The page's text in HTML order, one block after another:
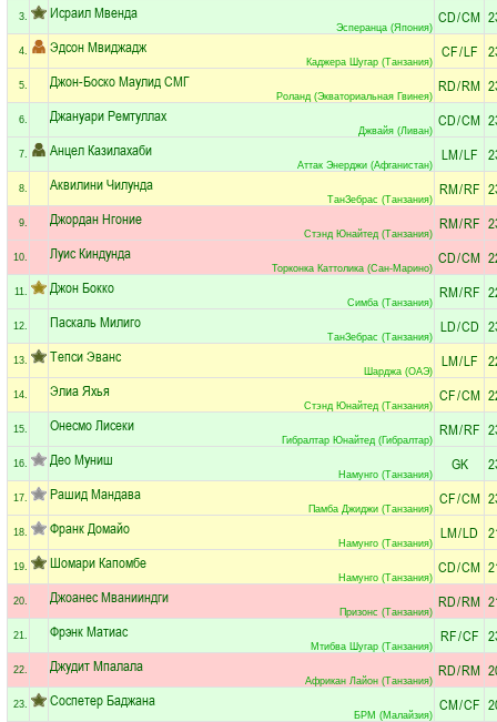
3. Исраил Мвенда
Эсперанца (Япония)
CD/CM
4. Эдсон Мвиджадж
Каджера Шугар (Танзания)
CF/LF
5. Джон-Боско Маулид СМГ
Роланд (Экваториальная Гвинея)
RD/RM
6. Джануари Ремтуллах
Джвайя (Ливан)
CD/CM
7. Анцел Казилахаби
Аттак Энерджи (Афганистан)
LM/LF
8. Аквилини Чилунда
ТанЗебрас (Танзания)
RM/RF
9. Джордан Нгоние
Стэнд Юнайтед (Танзания)
RM/RF
10. Луис Киндунда
Торконка Каттолика (Сан-Марино)
CD/CM
11. Джон Бокко
Симба (Танзания)
RM/RF
12. Паскаль Милиго
ТанЗебрас (Танзания)
LD/CD
13. Тепси Эванс
Шарджа (ОАЭ)
LM/LF
14. Элиа Яхья
Стэнд Юнайтед (Танзания)
CF/CM
15. Онесмо Лисеки
Гибралтар Юнайтед (Гибралтар)
RM/RF
16. Део Муниш
Намунго (Танзания)
GK
17. Рашид Мандава
Памба Джиджи (Танзания)
CF/CM
18. Франк Домайо
Намунго (Танзания)
LM/LD
19. Шомари Капомбе
Намунго (Танзания)
CD/CM
20. Джоанес Мванииндги
Призонс (Танзания)
RD/RM
21. Фрэнк Матиас
Мтибва Шугар (Танзания)
RF/CF
22. Джудит Мпалала
Африкан Лайон (Танзания)
RD/RM
23. Соспетер Баджана
БРМ (Малайзия)
CM/CF